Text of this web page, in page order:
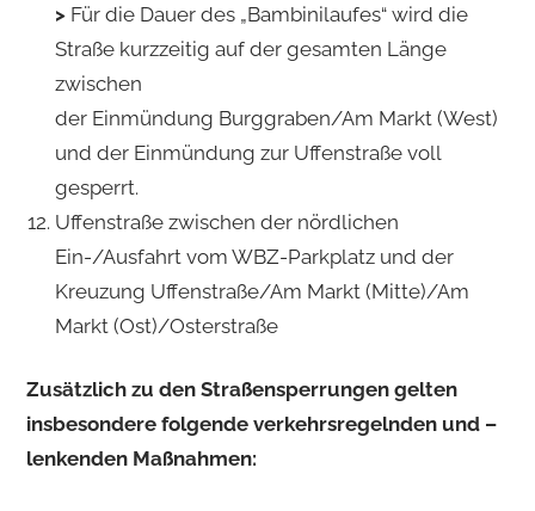
> Für die Dauer des „Bambinilaufes“ wird die
Straße kurzzeitig auf der gesamten Länge
zwischen
der Einmündung Burggraben/Am Markt (West)
und der Einmündung zur Uffenstraße voll
gesperrt.
Uffenstraße zwischen der nördlichen
Ein-/Ausfahrt vom WBZ-Parkplatz und der
Kreuzung Uffenstraße/Am Markt (Mitte)/Am
Markt (Ost)/Osterstraße
Zusätzlich zu den Straßensperrungen gelten
insbesondere folgende verkehrsregelnden und –
lenkenden Maßnahmen: